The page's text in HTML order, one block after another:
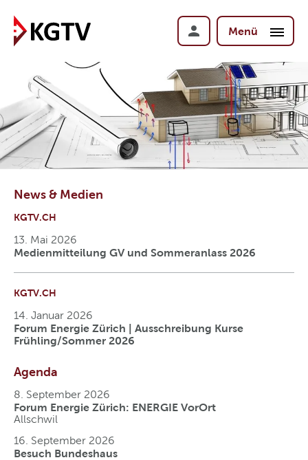
Menü
News & Medien
KGTV.CH
13. Mai 2026
Medienmitteilung GV und Sommeranlass 2026
KGTV.CH
14. Januar 2026
Forum Energie Zürich | Ausschreibung Kurse
Frühling/Sommer 2026
Agenda
8. September 2026
Forum Energie Zürich: ENERGIE VorOrt
Allschwil
16. September 2026
Besuch Bundeshaus